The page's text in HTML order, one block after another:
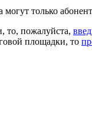
только
то, пожалуйста,
площадки, то